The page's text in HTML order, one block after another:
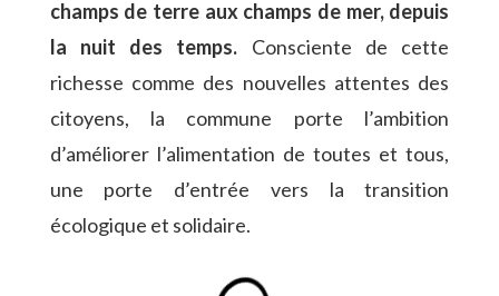
champs de terre aux champs de mer, depuis
la nuit des temps. Consciente de cette
richesse comme des nouvelles attentes des
citoyens, la commune porte l’ambition
d’améliorer l’alimentation de toutes et tous,
une porte d’entrée vers la transition
écologique et solidaire.